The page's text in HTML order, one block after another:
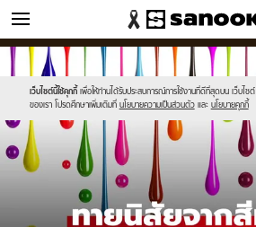
วัยรุ่น
เว็บไซต์นี้ใช้คุกกี้ เพื่อให้ท่านได้รับประสบการณ์การใช้งานที่ดีที่สุดบน เว็บไซต์
ของเรา โปรดศึกษาเพิ่มเติมที่ นโยบายความเป็นส่วนตัว และ นโยบายคุกกี้
Sanook
//s.isanook.com/sr/0/images/logo-
new-
sanook.png
600
60
//s.isanook.com/ca/0/ud/286/1432171/new-
thumbnail1200x720-
v2(5).jpg